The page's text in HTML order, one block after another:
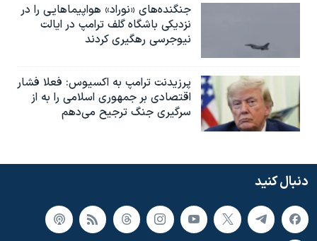
جنگنده‌های «نوراد» هواپیماهایی را در
نزدیکی باشگاه گلف ترامپ در ایالت
نیوجرسی رهگیری کردند
پرزیدنت ترامپ به اکسیوس: فعلا فشار
اقتصادی بر جمهوری اسلامی را به از
سرگیری جنگ ترجیح می‌دهم
دنبال کنید